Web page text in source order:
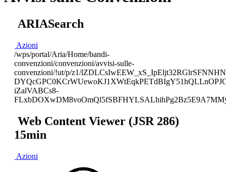
ARIASearch
Azioni
/wps/portal/Aria/Home/bandi-
convenzioni/convenzioni/avvisi-sulle-
convenzioni/!ut/p/z1/
iZalVABCs8-
Web Content Viewer (JSR 286)
15min
Azioni